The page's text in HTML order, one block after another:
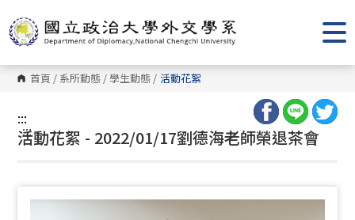
到
主
要
內
容
區 首頁 / 系所動態 /學生動態 / 活動花絮
:::
:::
活動花絮 - 2022/01/17劉德海老師榮退茶會